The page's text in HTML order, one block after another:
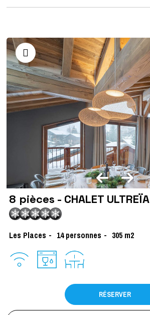
8 pièces - CHALET ULTREÏA
Les Places 14 personnes 305 m2
RÉSERVER